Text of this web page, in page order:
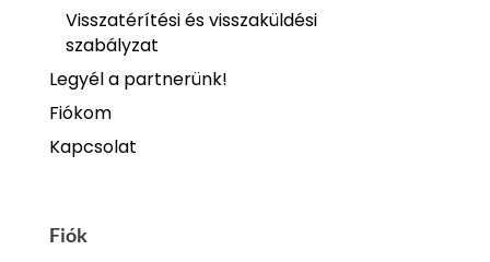
Visszatérítési és visszaküldési
szabályzat
Legyél a partnerünk!
Fiókom
Kapcsolat
Fiók